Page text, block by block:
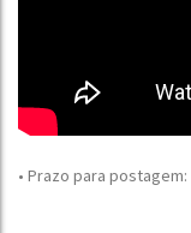
• Prazo para postagem: